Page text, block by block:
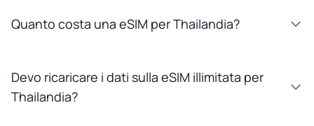
Quanto costa una eSIM per Thailandia?
Devo ricaricare i dati sulla eSIM illimitata per
Thailandia?